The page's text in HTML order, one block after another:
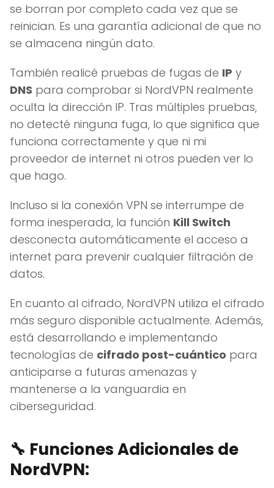
se borran por completo cada vez que se
reinician. Es una garantía adicional de que no
se almacena ningún dato.
También realicé pruebas de fugas de IP y
DNS para comprobar si NordVPN realmente
oculta la dirección IP. Tras múltiples pruebas,
no detecté ninguna fuga, lo que significa que
funciona correctamente y que ni mi
proveedor de internet ni otros pueden ver lo
que hago.
Incluso si la conexión VPN se interrumpe de
forma inesperada, la función Kill Switch
desconecta automáticamente el acceso a
internet para prevenir cualquier filtración de
datos.
En cuanto al cifrado, NordVPN utiliza el cifrado
más seguro disponible actualmente. Además,
está desarrollando e implementando
tecnologías de cifrado post-cuántico para
anticiparse a futuras amenazas y
mantenerse a la vanguardia en
ciberseguridad.
🔧 Funciones Adicionales de
NordVPN: